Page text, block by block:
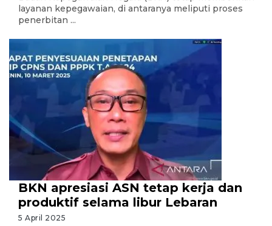
layanan kepegawaian, di antaranya meliputi proses
penerbitan ...
BKN apresiasi ASN tetap kerja dan
produktif selama libur Lebaran
5 April 2025